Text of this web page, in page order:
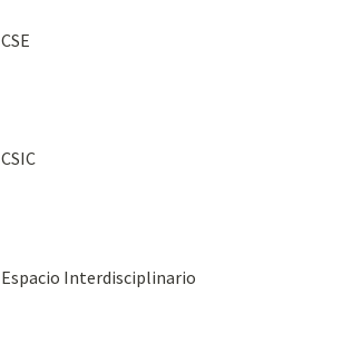
CSE
CSIC
Espacio Interdisciplinario